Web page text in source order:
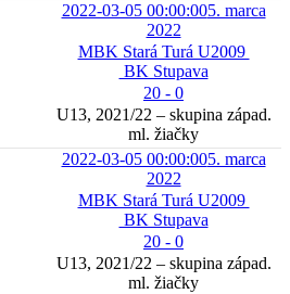
2022-03-05 00:00:005. marca
2022
MBK Stará Turá U2009
BK Stupava
20 - 0
U13, 2021/22 – skupina západ.
ml. žiačky
2022-03-05 00:00:005. marca
2022
MBK Stará Turá U2009
BK Stupava
20 - 0
U13, 2021/22 – skupina západ.
ml. žiačky